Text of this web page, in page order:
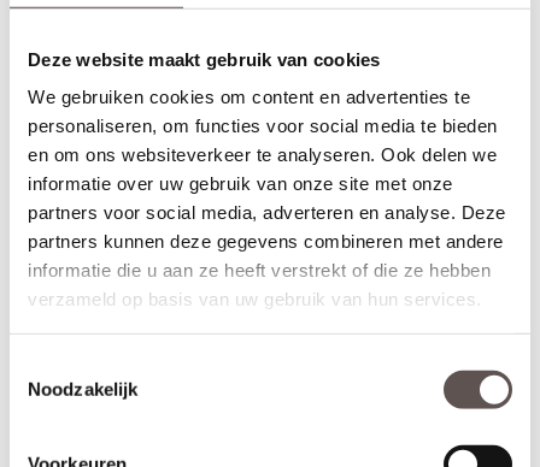
Deze website maakt gebruik van cookies
We gebruiken cookies om content en advertenties te
personaliseren, om functies voor social media te bieden
en om ons websiteverkeer te analyseren. Ook delen we
informatie over uw gebruik van onze site met onze
partners voor social media, adverteren en analyse. Deze
partners kunnen deze gegevens combineren met andere
informatie die u aan ze heeft verstrekt of die ze hebben
verzameld op basis van uw gebruik van hun services.
Noodzakelijk
schuif-, taatsdeuren of als dubbele deurenset. Daarnaast zijn de
uitvoering. De deuren kunnen met een kleine meerprijs van 29
euro ook grijs gegrond geleverd worden in plaats van wit gegrond
(RAL 7037), of voor + €39,- zwart gegrond geleverd worden. Het
bijzondere aan de Albo Signature DC en DA deuren is dat ze tot
een hoogte van maar liefst 300 cm gemaakt kunnen worden!
Maatwerk is mogelijk als de gewenste afmeting meer afwijkt dan
de aangegeven marges of als je kiest voor het gemak van deuren
op maat. De prijs en keuze voor maatwerk zijn zichtbaar onder de
beschikbare afmetingen. De levertijd voor maatwerkdeuren is 29
werkdagen.
Controleer nogmaals goed de gekozen afmetingen, kleur en
uitvoering. Albo deuren zijn maatwerkdeuren kunnen niet geruild,